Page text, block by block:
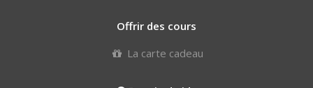
Offrir des cours
La carte cadeau